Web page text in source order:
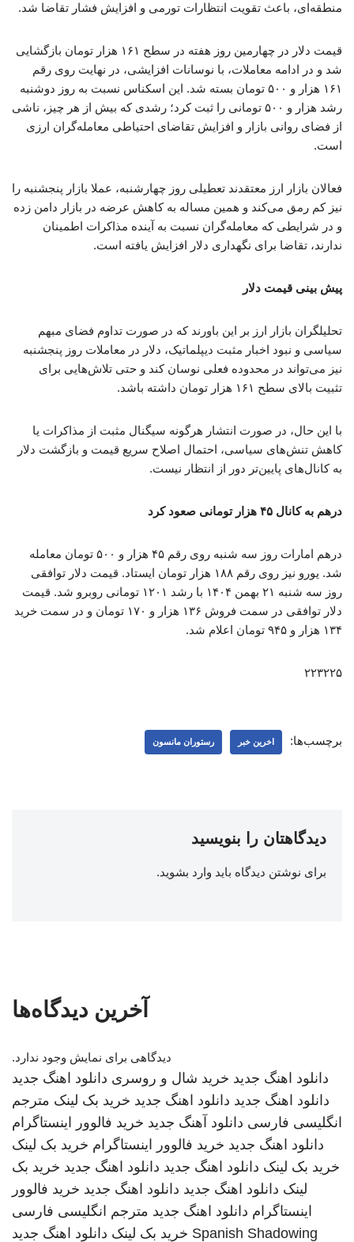
منطقه‌ای، باعث تقویت انتظارات تورمی و افزایش فشار تقاضا شد.
قیمت دلار در چهارمین روز هفته در سطح ۱۶۱ هزار تومان بازگشایی
شد و در ادامه معاملات، با نوسانات افزایشی، در نهایت روی رقم
۱۶۱ هزار و ۵۰۰ تومان بسته شد. این اسکناس نسبت به روز دوشنبه
رشد هزار و ۵۰۰ تومانی را ثبت کرد؛ رشدی که بیش از هر چیز، ناشی
از فضای روانی بازار و افزایش تقاضای احتیاطی معامله‌گران ارزی
است.
فعالان بازار ارز معتقدند تعطیلی‌ روز چهارشنبه، عملا بازار پنجشنبه را
نیز کم رمق می‌کند و همین مساله به کاهش عرضه در بازار دامن زده
و در شرایطی که معامله‌گران نسبت به آینده مذاکرات اطمینان
ندارند، تقاضا برای نگهداری دلار افزایش یافته است.
پیش‌ بینی قیمت دلار
تحلیلگران بازار ارز بر این باورند که در صورت تداوم فضای مبهم
سیاسی و نبود اخبار مثبت دیپلماتیک، دلار در معاملات روز پنجشنبه
نیز می‌تواند در محدوده فعلی نوسان کند و حتی تلاش‌هایی برای
تثبیت بالای سطح ۱۶۱ هزار تومان داشته باشد.
با این حال، در صورت انتشار هرگونه سیگنال مثبت از مذاکرات یا
کاهش تنش‌های سیاسی، احتمال اصلاح سریع قیمت و بازگشت دلار
به کانال‌های پایین‌تر دور از انتظار نیست.
درهم به کانال ۴۵ هزار تومانی صعود کرد
درهم امارات روز سه شنبه روی رقم ۴۵ هزار و ۵۰۰ تومان معامله
شد. یورو نیز روی رقم ۱۸۸ هزار تومان ایستاد. قیمت دلار توافقی
روز سه شنبه ۲۱ بهمن ۱۴۰۴ با رشد ۱۲۰۱ تومانی روبرو شد. قیمت
دلار توافقی در سمت فروش ۱۳۶ هزار و ۱۷۰ تومان و در سمت خرید
۱۳۴ هزار و ۹۴۵ تومان اعلام شد.
۲۲۳۲۲۵
برچسب‌ها: اخرین خبر رستوران مانسون
دیدگاهتان را بنویسید
برای نوشتن دیدگاه باید وارد بشوید.
آخرین دیدگاه‌ها
دیدگاهی برای نمایش وجود ندارد.
دانلود اهنگ جدید خرید شال و روسری دانلود اهنگ جدید
دانلود اهنگ جدید دانلود اهنگ جدید خرید بک لینک مترجم
انگلیسی فارسی دانلود آهنگ جدید خرید فالوور اینستاگرام
دانلود اهنگ جدید خرید فالوور اینستاگرام خرید بک لینک
خرید بک لینک دانلود اهنگ جدید دانلود اهنگ جدید خرید بک
لینک دانلود اهنگ جدید دانلود اهنگ جدید خرید فالوور
اینستاگرام دانلود اهنگ جدید مترجم انگلیسی فارسی
Spanish Shadowing خرید بک لینک دانلود اهنگ جدید